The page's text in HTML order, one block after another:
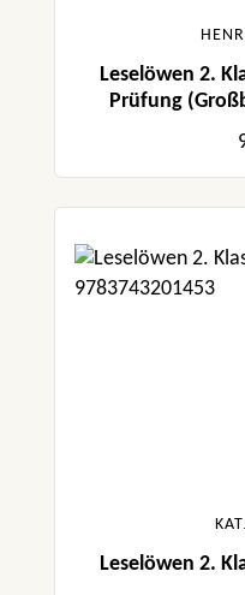
Leselöwen 2.
Prüfung
Leselöwen 2.